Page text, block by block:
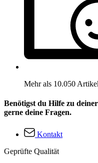
Mehr als 10.050 Artikel
Benötigst du Hilfe zu
gerne deine Fragen.
Kontakt
Geprüfte Qualität